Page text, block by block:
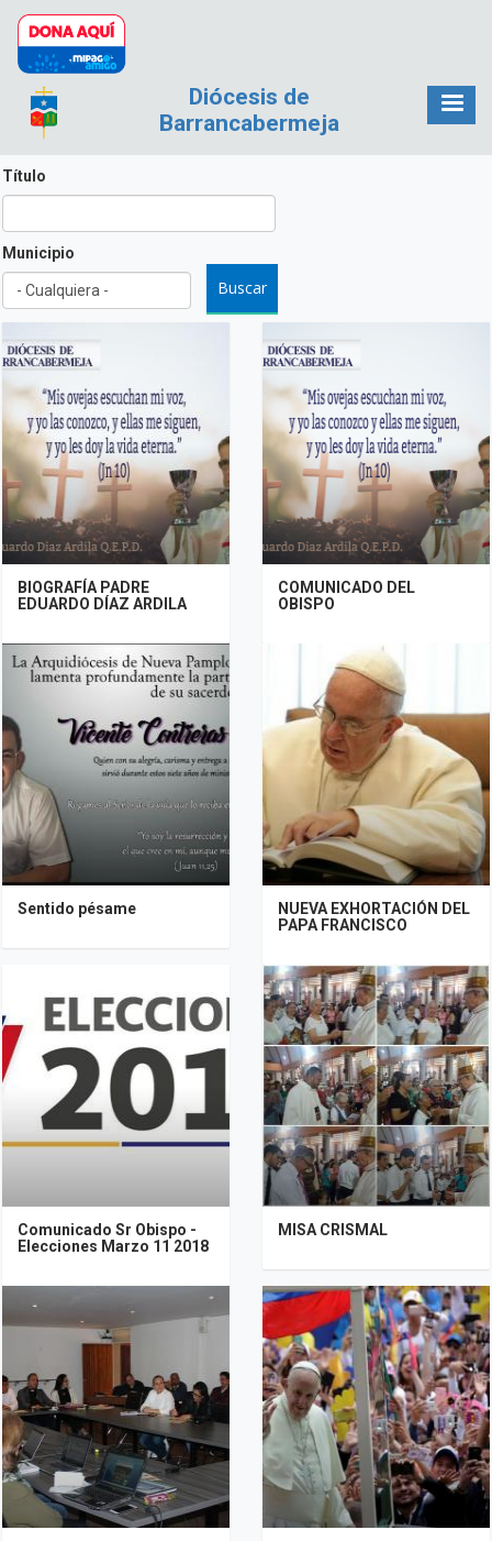
Pasar al contenido principal
Diócesis de
Barrancabermeja
Título
Municipio
BIOGRAFÍA PADRE
EDUARDO DÍAZ ARDILA
COMUNICADO DEL
OBISPO
Sentido pésame
NUEVA EXHORTACIÓN DEL
PAPA FRANCISCO
Comunicado Sr Obispo -
Elecciones Marzo 11 2018
MISA CRISMAL